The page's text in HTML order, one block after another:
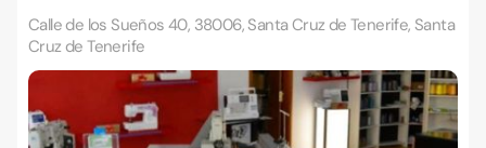
Calle de los Sueños 40, 38006, Santa Cruz de Tenerife, Santa
Cruz de Tenerife